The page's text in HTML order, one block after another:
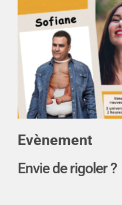
Evènement
Envie de rigoler ?